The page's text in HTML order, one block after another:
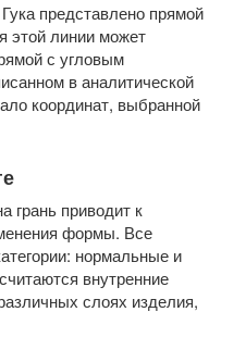
представлено прямой
этой линии может
с угловым
в аналитической
координат, выбранной
грань приводит к
формы. Все
нормальные и
внутренние
слоях изделия,